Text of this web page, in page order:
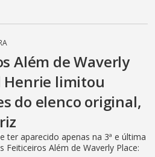
Além de Waverly
Henrie limitou
do elenco original,
ter aparecido apenas na 3ª e última
Feiticeiros Além de Waverly Place: